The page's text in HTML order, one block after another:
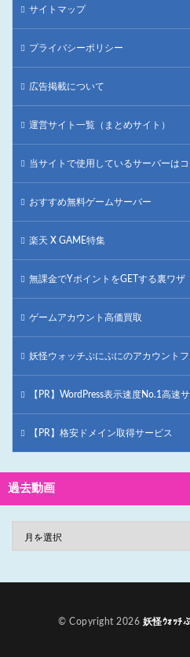
サイトマップ
プライバシーポリシー
広告掲載について
運営サイト一覧（まとめサイト）
当サイトで使用しているサーバーはコ
おすすめ無料ゲームサーバー
楽天 X GAME特集
無課金でYポイントをGETする裏ワザ
ゲームアカウント高価買取
妖怪ウォッチぷにぷにのアカウント
【PR】WordPress表示速度No.1高速
【PR】格安ドメイン取得サービス
過去動画
© Copyright 2026 妖怪ｳｫｯﾁ